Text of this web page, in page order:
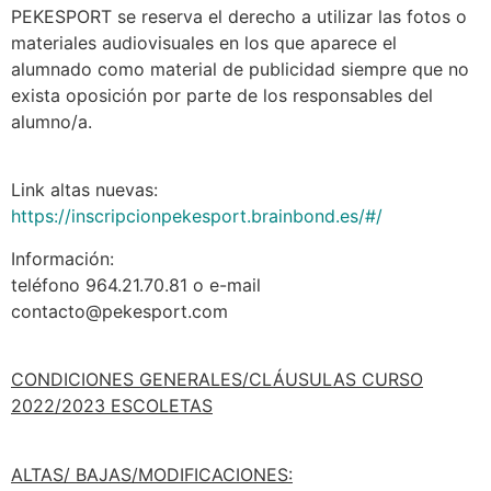
PEKESPORT se reserva el derecho a utilizar las fotos o
materiales audiovisuales en los que aparece el
alumnado como material de publicidad siempre que no
exista oposición por parte de los responsables del
alumno/a.
Link altas nuevas:
https://inscripcionpekesport.brainbond.es/#/
Información:
teléfono 964.21.70.81 o e-mail
contacto@pekesport.com
CONDICIONES GENERALES/CLÁUSULAS CURSO
2022/2023 ESCOLETAS
ALTAS/ BAJAS/MODIFICACIONES: